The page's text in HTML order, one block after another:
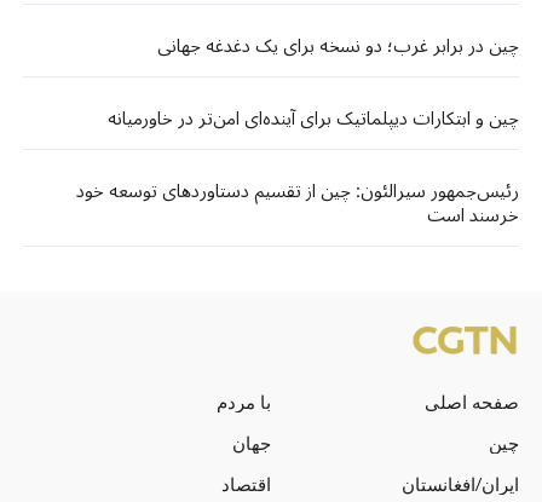
چین در برابر غرب؛ دو نسخه برای یک دغدغه جهانی
چین و ابتکارات دیپلماتیک برای آینده‌ای امن‌تر در خاورمیانه
رئیس‌جمهور سیرالئون: چین از تقسیم دستاوردهای توسعه خود
خرسند است
صفحه اصلی
با مردم
چین
جهان
ایران/افغانستان
اقتصاد